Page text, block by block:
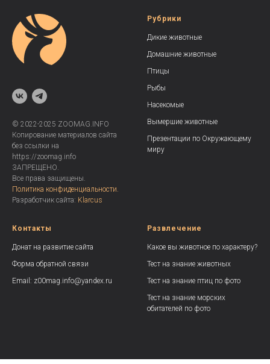
© 2022-2025 ZOOMAG.INFO
Копирование материалов сайта
без ссылки на
https://zoomag.info
ЗАПРЕЩЕНО.
Все права защищены.
Политика конфиденциальности.
Разработчик сайта: Klarcus
Рубрики
Дикие животные
Домашние животные
Птицы
Рыбы
Насекомые
Вымершие животные
Презентации по Окружающему
миру
Контакты
Донат на развитие сайта
Форма обратной связи
Email: z00mag.info@yandex.ru
Развлечение
Какое вы животное по характеру?
Тест на знание животных
Тест на знание птиц по фото
Тест на знание морских
обитателей по фото